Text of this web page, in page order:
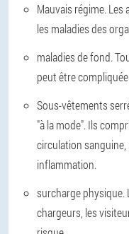
Mauvais régime.
les maladies des
maladies de fond.
peut être
Sous-vêtements
"à la mode". Ils
circulation
inflammation.
surcharge physique.
chargeurs, les